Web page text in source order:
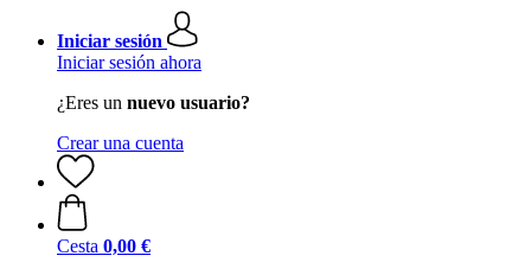
Iniciar sesión
Iniciar sesión ahora
¿Eres un nuevo usuario?
Crear una cuenta
Cesta 0,00 €